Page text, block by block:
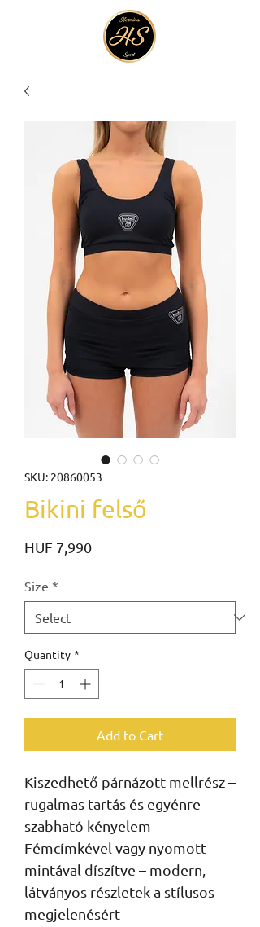
SKU: 20860053
Bikini felső
HUF 7,990Price
Size *
Quantity *
Add to Cart
Kiszedhető párnázott mellrész –
rugalmas tartás és egyénre
szabható kényelem
Fémcímkével vagy nyomott
mintával díszítve – modern,
látványos részletek a stílusos
megjelenésért